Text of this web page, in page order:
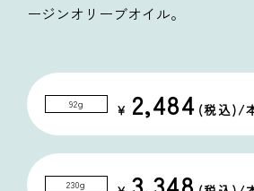
ージンオリーブオイル。
92g 2,484
230g